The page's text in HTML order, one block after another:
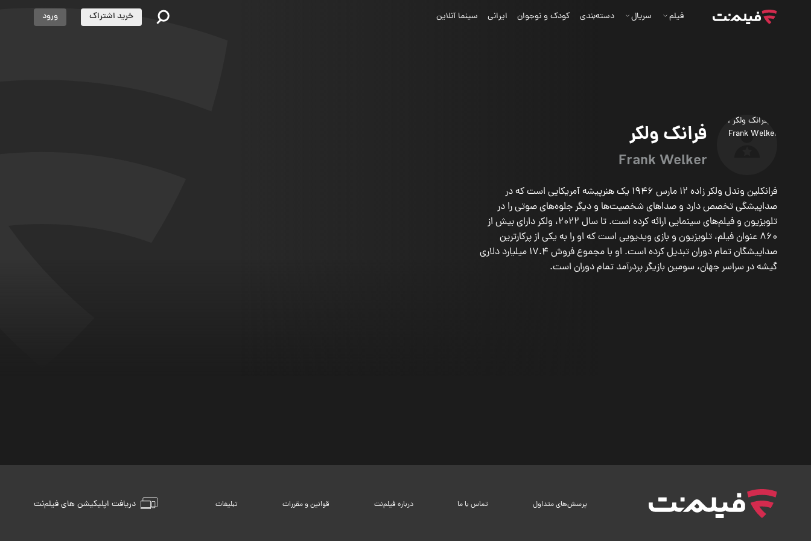
فرانک ولکر
Frank Welker
فرانکلین وندل ولکر زاده ۱۲ مارس ۱۹۴۶ یک هنرپیشه آمریکایی است که در
صداپیشگی تخصص دارد و صداهای شخصیت‌ها و دیگر جلوه‌های صوتی را در
تلویزیون و فیلم‌های سینمایی ارائه کرده است. تا سال 2022، ولکر دارای بیش از
860 عنوان فیلم، تلویزیون و بازی ویدیویی است که او را به یکی از پرکارترین
صداپیشگان تمام دوران تبدیل کرده است. او با مجموع فروش 17.4 میلیارد دلاری
گیشه در سراسر جهان، سومین بازیگر پردرآمد تمام دوران است.
فیلم سریال دسته‌بندی کودک و نوجوان ایرانی سینما آنلاین خرید اشتراک ورود
دریافت اپلیکیشن های فیلم‌نت پرسش‌های متداول تماس با ما درباره فیلم‌نت قوانین و مقررات تبلیغات